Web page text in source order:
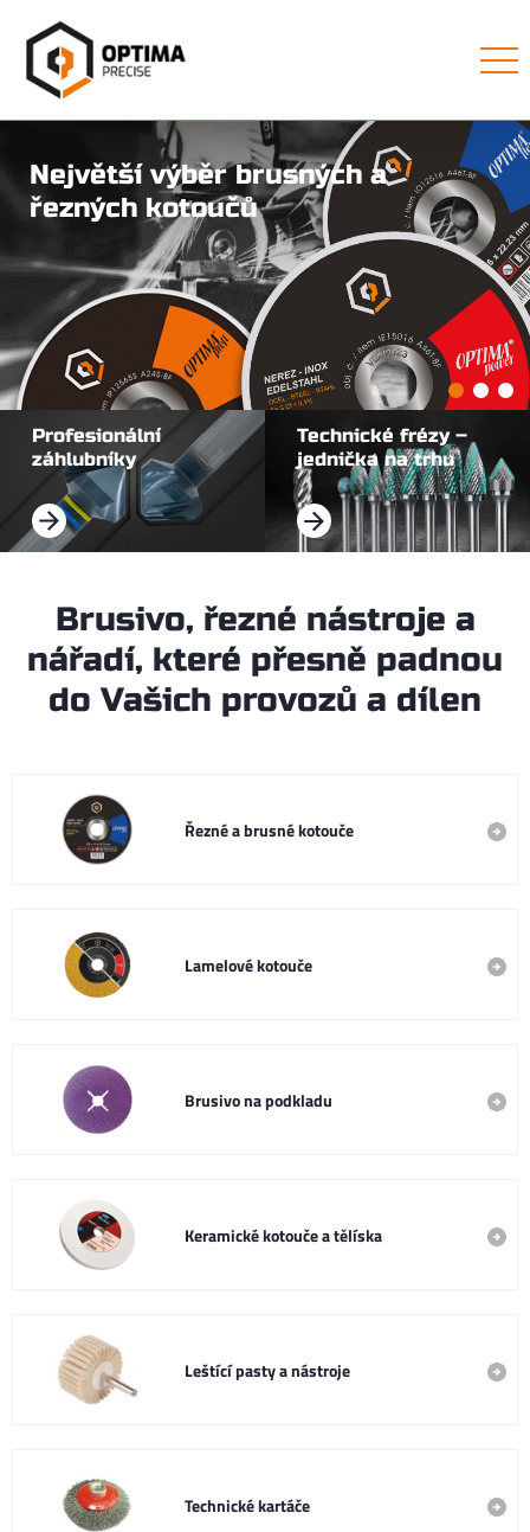
Největší výběr brusných a
řezných kotoučů
Profesionální
záhlubníky
Technické frézy –
jednička na trhu
Brusivo, řezné nástroje a
nářadí, které přesně padnou
do Vašich provozů a dílen
Řezné a brusné kotouče
Lamelové kotouče
Brusivo na podkladu
Keramické kotouče a tělíska
Leštící pasty a nástroje
Technické kartáče